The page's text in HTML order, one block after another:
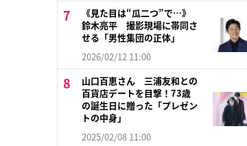
《見た目は“瓜二つ”で…》
鈴木亮平 撮影現場に帯同さ
せる「男性集団の正体」
2026/02/12 11:00
山口百恵さん 三浦友和との
百貨店デートを目撃！73歳
の誕生日に贈った「プレゼン
トの中身」
2025/02/08 11:00